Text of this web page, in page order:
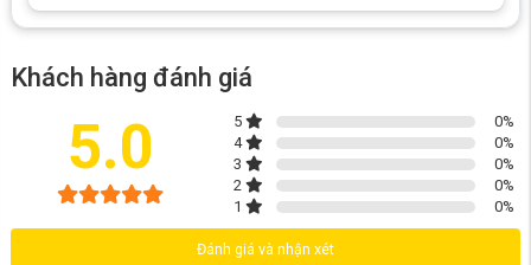
Khách hàng đánh giá
5.0 5 0%
4
0%
3
0%
2
0%
1
0%
Đánh giá và nhận xét